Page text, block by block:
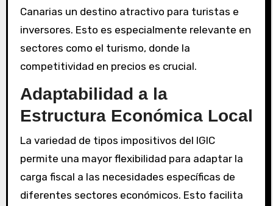
Canarias un destino atractivo para turistas e
inversores. Esto es especialmente relevante en
sectores como el turismo, donde la
competitividad en precios es crucial.
Adaptabilidad a la
Estructura Económica Local
La variedad de tipos impositivos del IGIC
permite una mayor flexibilidad para adaptar la
carga fiscal a las necesidades específicas de
diferentes sectores económicos. Esto facilita